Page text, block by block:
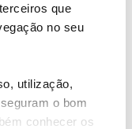
que
no seu
utilização,
o bom
conhecer os